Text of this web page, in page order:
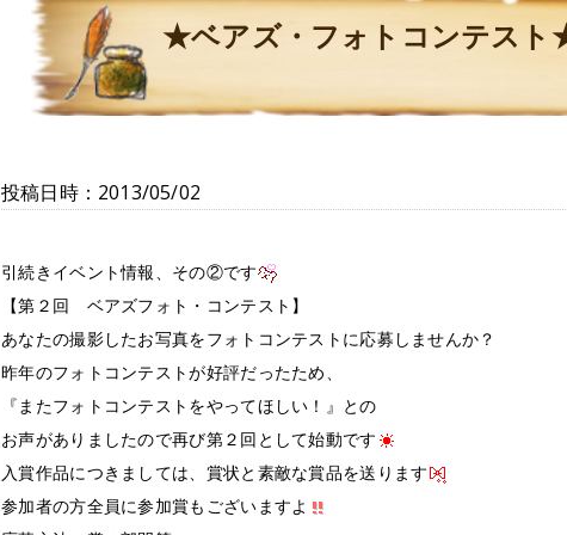
★ベアズ・フォトコンテス
投稿日時：2013/05/02
引続きイベント情報、その②です
【第２回 ベアズフォト・コンテスト】
あなたの撮影したお写真をフォトコンテストに応募しませんか？
昨年のフォトコンテストが好評だったため、
『またフォトコンテストをやってほしい！』との
お声がありましたので再び第２回として始動です
入賞作品につきましては、賞状と素敵な賞品を送ります
参加者の方全員に参加賞もございますよ